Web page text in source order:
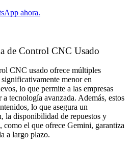
ahora.
de Control CNC Usado
CNC usado ofrece múltiples
menor en
lo que permite a las empresas
a tecnología avanzada. Además, estos
lo que asegura un
la disponibilidad de repuestos y
como el que ofrece Gemini, garantiza
a largo plazo.